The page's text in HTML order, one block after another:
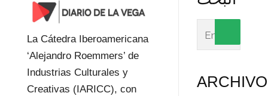
La Cátedra Iberoamericana
‘Alejandro Roemmers’ de
Industrias Culturales y
Creativas (IARICC), con